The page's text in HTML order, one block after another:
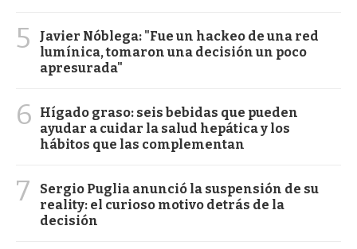
5
Javier Nóblega: "Fue un hackeo de una red
lumínica, tomaron una decisión un poco
apresurada"
6
Hígado graso: seis bebidas que pueden
ayudar a cuidar la salud hepática y los
hábitos que las complementan
7
Sergio Puglia anunció la suspensión de su
reality: el curioso motivo detrás de la
decisión